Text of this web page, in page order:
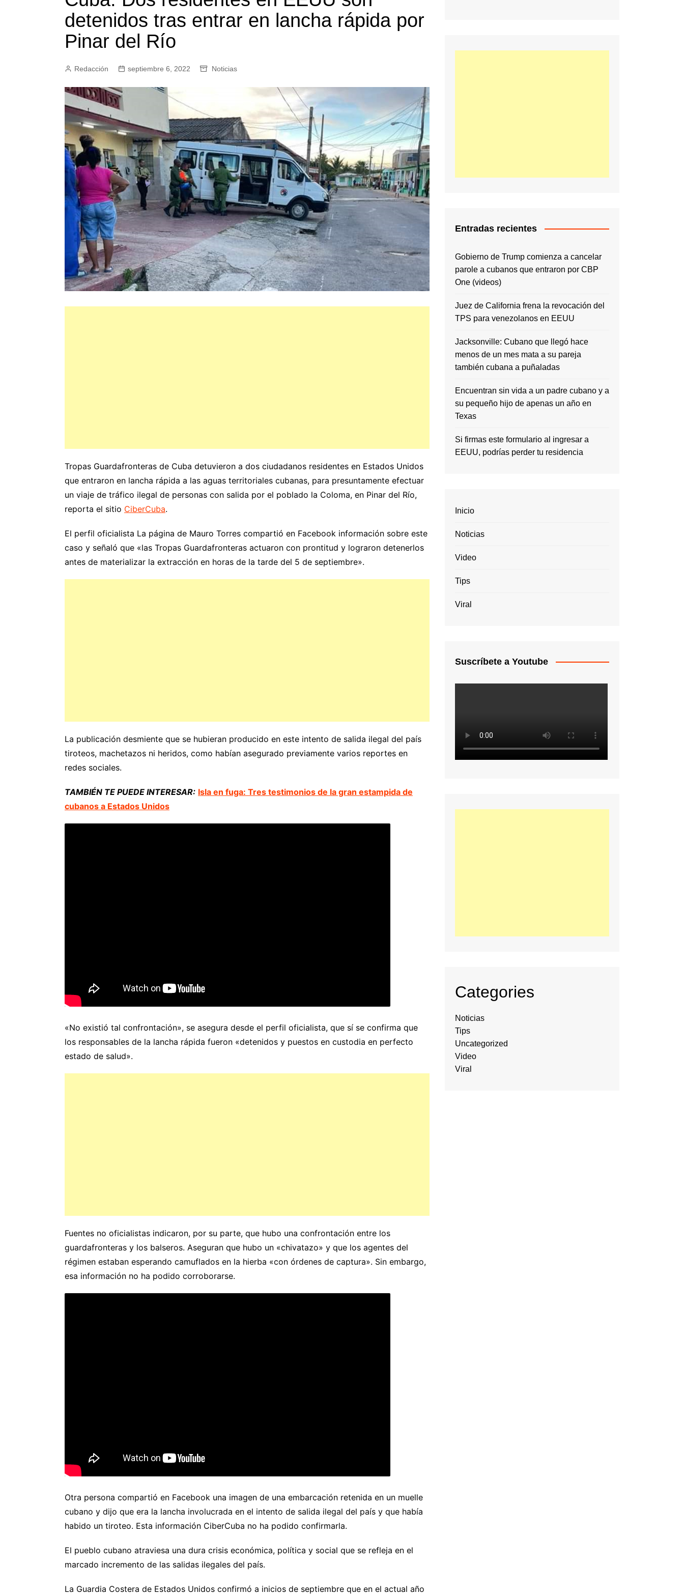
detenidos tras entrar en lancha rápida por
Pinar del Río
Redacción septiembre 6, 2022 Noticias
Tropas Guardafronteras de Cuba detuvieron a dos ciudadanos residentes en Estados Unidos
que entraron en lancha rápida a las aguas territoriales cubanas, para presuntamente efectuar
un viaje de tráfico ilegal de personas con salida por el poblado la Coloma, en Pinar del Río,
reporta el sitio CiberCuba.
El perfil oficialista La página de Mauro Torres compartió en Facebook información sobre este
caso y señaló que «las Tropas Guardafronteras actuaron con prontitud y lograron detenerlos
antes de materializar la extracción en horas de la tarde del 5 de septiembre».
La publicación desmiente que se hubieran producido en este intento de salida ilegal del país
tiroteos, machetazos ni heridos, como habían asegurado previamente varios reportes en
redes sociales.
TAMBIÉN TE PUEDE INTERESAR: Isla en fuga: Tres testimonios de la gran estampida de
cubanos a Estados Unidos
«No existió tal confrontación», se asegura desde el perfil oficialista, que sí se confirma que
los responsables de la lancha rápida fueron «detenidos y puestos en custodia en perfecto
estado de salud».
Fuentes no oficialistas indicaron, por su parte, que hubo una confrontación entre los
guardafronteras y los balseros. Aseguran que hubo un «chivatazo» y que los agentes del
régimen estaban esperando camuflados en la hierba «con órdenes de captura». Sin embargo,
esa información no ha podido corroborarse.
Otra persona compartió en Facebook una imagen de una embarcación retenida en un muelle
cubano y dijo que era la lancha involucrada en el intento de salida ilegal del país y que había
habido un tiroteo. Esta información CiberCuba no ha podido confirmarla.
El pueblo cubano atraviesa una dura crisis económica, política y social que se refleja en el
marcado incremento de las salidas ilegales del país.
La Guardia Costera de Estados Unidos confirmó a inicios de septiembre que en el actual año
Entradas recientes
Gobierno de Trump comienza a cancelar
parole a cubanos que entraron por CBP
One (videos)
Juez de California frena la revocación del
TPS para venezolanos en EEUU
Jacksonville: Cubano que llegó hace
menos de un mes mata a su pareja
también cubana a puñaladas
Encuentran sin vida a un padre cubano y a
su pequeño hijo de apenas un año en
Texas
Si firmas este formulario al ingresar a
EEUU, podrías perder tu residencia
Inicio
Noticias
Video
Tips
Viral
Suscríbete a Youtube
Categories
Noticias
Tips
Uncategorized
Video
Viral